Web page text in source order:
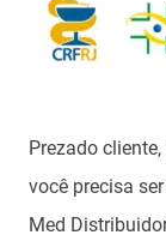
Prezado
você precisa
Med